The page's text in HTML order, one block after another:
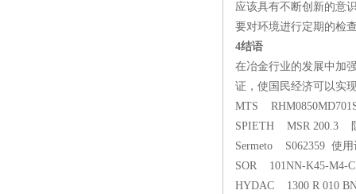
应该具有不断创新的意
要对环境进行定期的检
4结语
在冶金行业的发展中加
证，使国民经济可以实
MTS
SPIETH MSR 200.3
Sermeto S062359 使
SOR 101NN-K45-M4-
HYDAC 1300 R 010